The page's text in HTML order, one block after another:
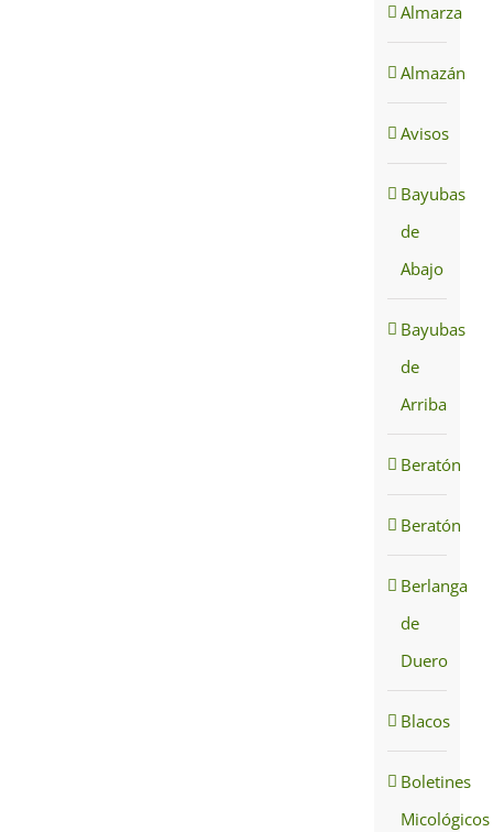
Almarza
Almazán
Avisos
Bayubas
de
Abajo
Bayubas
de
Arriba
Beratón
Beratón
Berlanga
de
Duero
Blacos
Boletines
Micológicos